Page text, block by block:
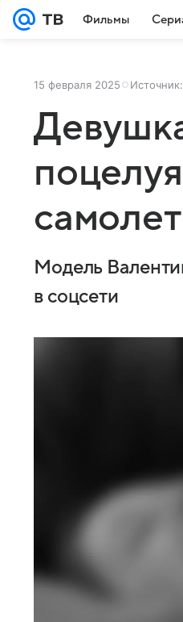
Фильмы
15 февраля 2025 Источник:
Модель
в соцсети